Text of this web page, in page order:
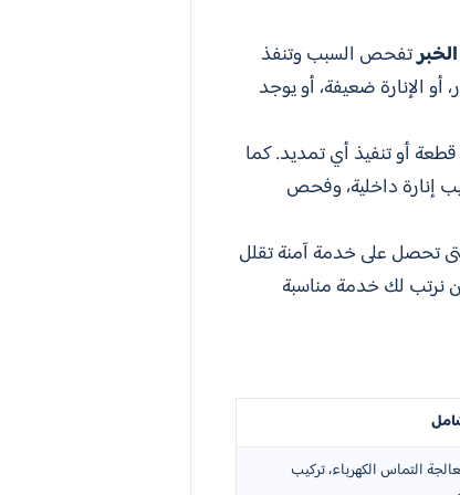
تفحص السبب وتنفذ
الإنارة ضعيفة، أو يوجد
أو تنفيذ أي تمديد. كما
إنارة داخلية، وفحص
تحصل على خدمة آمنة تقلل
نرتب لك خدمة مناسبة
التماس الكهرباء، تركيب